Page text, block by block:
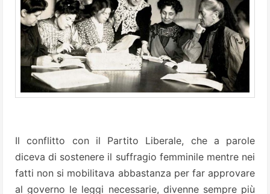
Il conflitto con il Partito Liberale, che a parole
diceva di sostenere il suffragio femminile mentre nei
fatti non si mobilitava abbastanza per far approvare
al governo le leggi necessarie, divenne sempre più